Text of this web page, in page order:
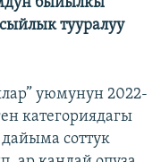
быйылкы
тууралуу
уюмунун 2022-
категориядагы
соттук